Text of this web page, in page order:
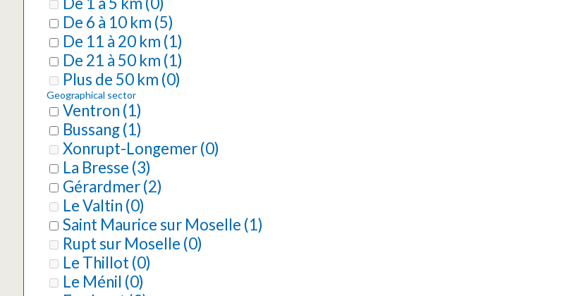
De 6 à 10 km (5)
De 11 à 20 km (1)
De 21 à 50 km (1)
Plus de 50 km (0)
Geographical sector
Ventron (1)
Bussang(1)
Xonrupt-Longemer(0)
La Bresse (3)
Gérardmer(2)
Le Valtin (0)
Saint Maurice sur Moselle (1)
Rupt sur Moselle (0)
Le Thillot(0)
Le Ménil (0)